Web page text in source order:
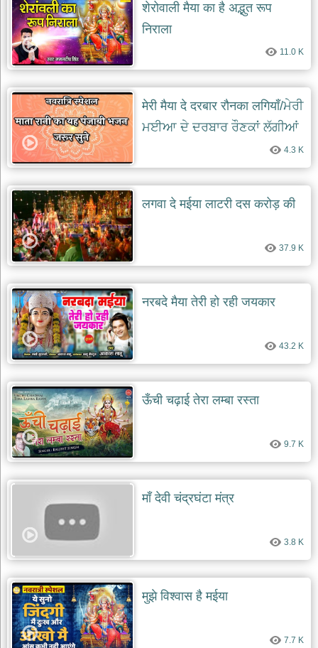
शेरोवाली मैया का है अद्भुत रूप
निराला
11.0 K
मेरी मैया दे दरबार रौनका लगियाँ/ਮੇਰੀ
ਮਈਆ ਦੇ ਦਰਬਾਰ ਰੌਣਕਾਂ ਲੱਗੀਆਂ
4.3 K
लगवा दे मईया लाटरी दस करोड़ की
37.9 K
नरबदे मैया तेरी हो रही जयकार
43.2 K
ऊँची चढ़ाई तेरा लम्बा रस्ता
9.7 K
माँ देवी चंद्रघंटा मंत्र
3.8 K
मुझे विश्वास है मईया
7.7 K